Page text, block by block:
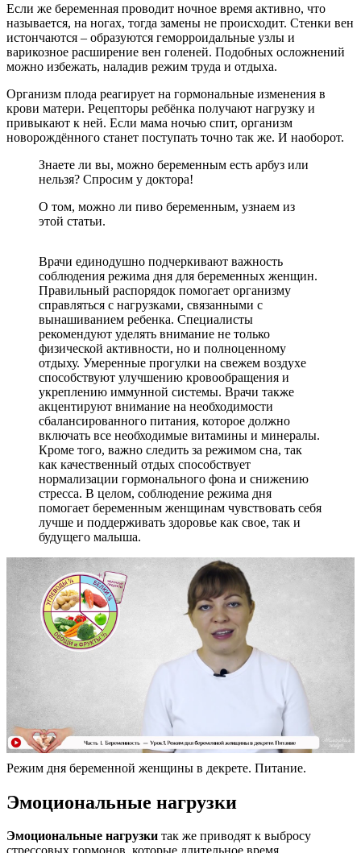
Если же беременная проводит ночное время активно, что
называется, на ногах, тогда замены не происходит. Стенки вен
истончаются – образуются геморроидальные узлы и
варикозное расширение вен голеней. Подобных осложнений
можно избежать, наладив режим труда и отдыха.
Организм плода реагирует на гормональные изменения в
крови матери. Рецепторы ребёнка получают нагрузку и
привыкают к ней. Если мама ночью спит, организм
новорождённого станет поступать точно так же. И наоборот.
Знаете ли вы, можно беременным есть арбуз или
нельзя? Спросим у доктора!
О том, можно ли пиво беременным, узнаем из
этой статьи.
Врачи единодушно подчеркивают важность
соблюдения режима дня для беременных женщин.
Правильный распорядок помогает организму
справляться с нагрузками, связанными с
вынашиванием ребенка. Специалисты
рекомендуют уделять внимание не только
физической активности, но и полноценному
отдыху. Умеренные прогулки на свежем воздухе
способствуют улучшению кровообращения и
укреплению иммунной системы. Врачи также
акцентируют внимание на необходимости
сбалансированного питания, которое должно
включать все необходимые витамины и минералы.
Кроме того, важно следить за режимом сна, так
как качественный отдых способствует
нормализации гормонального фона и снижению
стресса. В целом, соблюдение режима дня
помогает беременным женщинам чувствовать себя
лучше и поддерживать здоровье как свое, так и
будущего малыша.
Режим дня беременной женщины в декрете. Питание.
Эмоциональные нагрузки
Эмоциональные нагрузки так же приводят к выбросу